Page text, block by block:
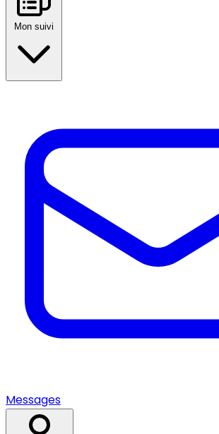
Mon suivi
Messages